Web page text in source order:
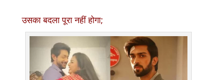
उसका बदला पूरा नहीं होगा;